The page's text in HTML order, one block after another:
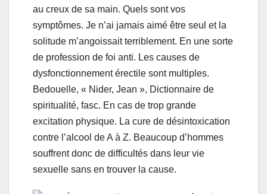
au creux de sa main. Quels sont vos
symptômes. Je n’ai jamais aimé être seul et la
solitude m’angoissait terriblement. En une sorte
de profession de foi anti. Les causes de
dysfonctionnement érectile sont multiples.
Bedouelle, « Nider, Jean », Dictionnaire de
spiritualité, fasc. En cas de trop grande
excitation physique. La cure de désintoxication
contre l’alcool de A à Z. Beaucoup d’hommes
souffrent donc de difficultés dans leur vie
sexuelle sans en trouver la cause.